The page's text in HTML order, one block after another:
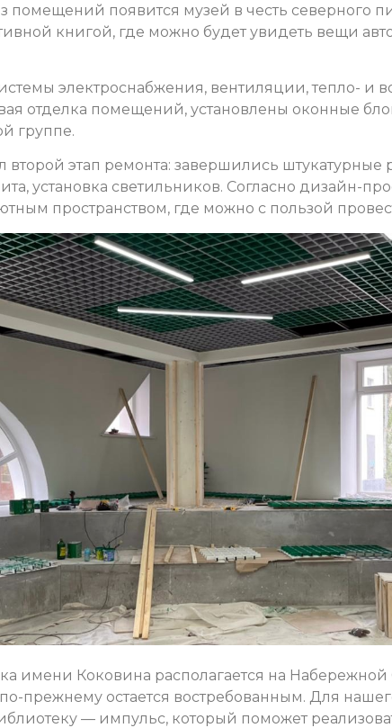
помещений появится музей в честь северного
книгой, где можно будет увидеть вещи
электроснабжения, вентиляции, тепло- и
отделка помещений, установлены оконные
группе.
второй этап ремонта: завершились штукатурные
установка светильников. Согласно дизайн-
пространством, где можно с пользой
имени Коковина располагается на
прежнему остается востребованным. Для
— импульс, который поможет